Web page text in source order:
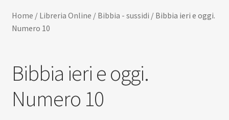
Riviste
Home / Libreria Online / Bibbia - sussidi / Bibbia ieri e oggi.
Numero 10
Bibbia ieri e oggi.
Numero 10